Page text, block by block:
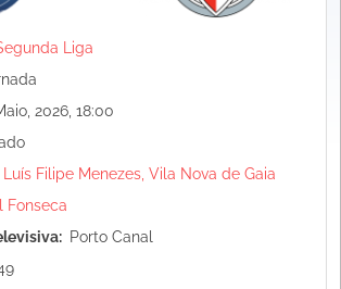
Liga
2026, 18:00
Filipe Menezes, Vila Nova de Gaia
Fonseca
Porto Canal